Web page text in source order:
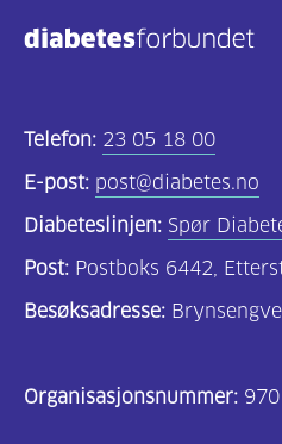
Telefon: 23 05 18 00
E-post: post@diabetes.no
Diabeteslinjen: Spør
Post: Postboks 6442,
Besøksadresse:
Organisasjonsnummer: